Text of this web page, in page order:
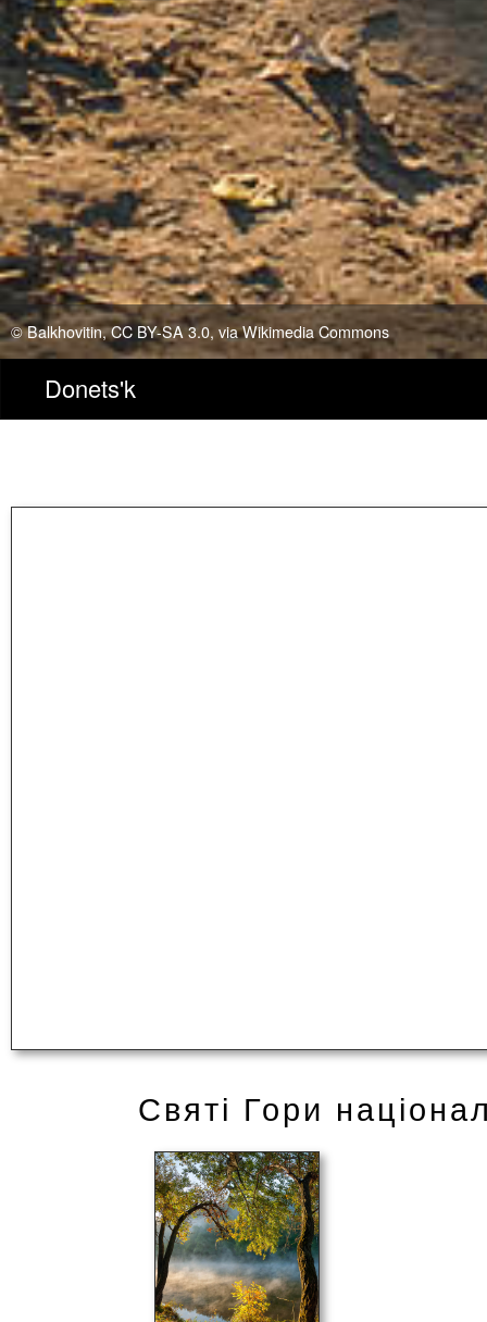
©Konstantin Brizhnichenko/ CC BY-SA 4.0, via Wikimedia
Donets'k
Святі Гори